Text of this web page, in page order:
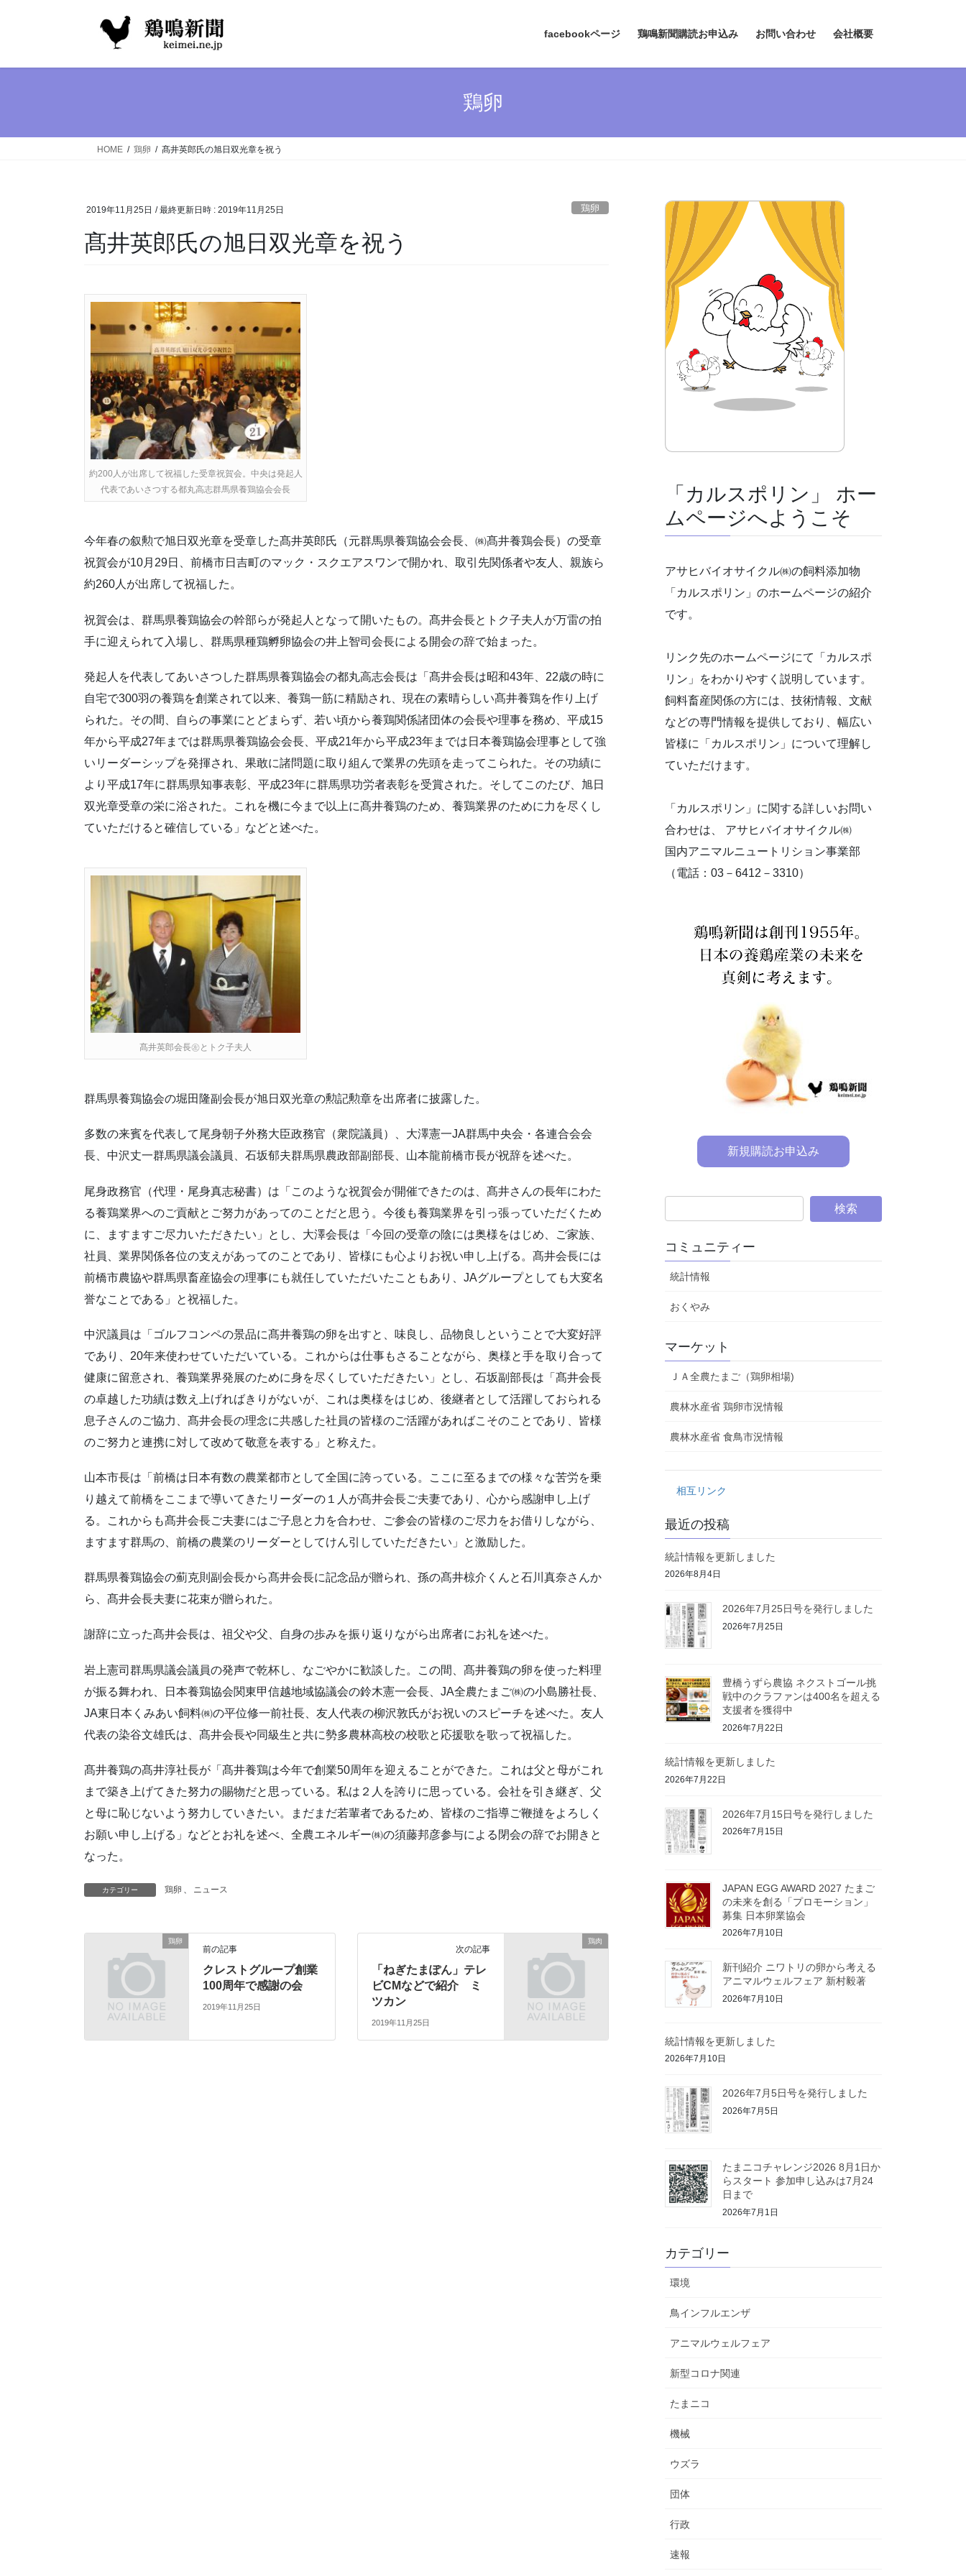
facebookページ 鶏鳴新聞購読お申込み お問い合わせ 会社概要
鶏卵
HOME 鶏卵 髙井英郎氏の旭日双光章を祝う
2019年11月25日 / 最終更新日時 : 2019年11月25日 鶏卵
髙井英郎氏の旭日双光章を祝う
約200人が出席して祝福した受章祝賀会。中央は発起人
代表であいさつする都丸高志群馬県養鶏協会会長
今年春の叙勲で旭日双光章を受章した髙井英郎氏（元群馬県養鶏協会会長、㈱髙井養鶏会長）の受章
祝賀会が10月29日、前橋市日吉町のマック・スクエアスワンで開かれ、取引先関係者や友人、親族ら
約260人が出席して祝福した。
祝賀会は、群馬県養鶏協会の幹部らが発起人となって開いたもの。髙井会長とトク子夫人が万雷の拍
手に迎えられて入場し、群馬県種鶏孵卵協会の井上智司会長による開会の辞で始まった。
発起人を代表してあいさつした群馬県養鶏協会の都丸高志会長は「髙井会長は昭和43年、22歳の時に
自宅で300羽の養鶏を創業されて以来、養鶏一筋に精励され、現在の素晴らしい髙井養鶏を作り上げ
られた。その間、自らの事業にとどまらず、若い頃から養鶏関係諸団体の会長や理事を務め、平成15
年から平成27年までは群馬県養鶏協会会長、平成21年から平成23年までは日本養鶏協会理事として強
いリーダーシップを発揮され、果敢に諸問題に取り組んで業界の先頭を走ってこられた。その功績に
より平成17年に群馬県知事表彰、平成23年に群馬県功労者表彰を受賞された。そしてこのたび、旭日
双光章受章の栄に浴された。これを機に今まで以上に髙井養鶏のため、養鶏業界のために力を尽くし
ていただけると確信している」などと述べた。
髙井英郎会長㊧とトク子夫人
群馬県養鶏協会の堀田隆副会長が旭日双光章の勲記勲章を出席者に披露した。
多数の来賓を代表して尾身朝子外務大臣政務官（衆院議員）、大澤憲一JA群馬中央会・各連合会会
長、中沢丈一群馬県議会議員、石坂郁夫群馬県農政部副部長、山本龍前橋市長が祝辞を述べた。
尾身政務官（代理・尾身真志秘書）は「このような祝賀会が開催できたのは、髙井さんの長年にわた
る養鶏業界へのご貢献とご努力があってのことだと思う。今後も養鶏業界を引っ張っていただくため
に、ますますご尽力いただきたい」とし、大澤会長は「今回の受章の陰には奥様をはじめ、ご家族、
社員、業界関係各位の支えがあってのことであり、皆様にも心よりお祝い申し上げる。髙井会長には
前橋市農協や群馬県畜産協会の理事にも就任していただいたこともあり、JAグループとしても大変名
誉なことである」と祝福した。
中沢議員は「ゴルフコンペの景品に髙井養鶏の卵を出すと、味良し、品物良しということで大変好評
であり、20年来使わせていただいている。これからは仕事もさることながら、奥様と手を取り合って
健康に留意され、養鶏業界発展のために身を尽くしていただきたい」とし、石坂副部長は「髙井会長
の卓越した功績は数え上げればきりがないが、これは奥様をはじめ、後継者として活躍しておられる
息子さんのご協力、髙井会長の理念に共感した社員の皆様のご活躍があればこそのことであり、皆様
のご努力と連携に対して改めて敬意を表する」と称えた。
山本市長は「前橋は日本有数の農業都市として全国に誇っている。ここに至るまでの様々な苦労を乗
り越えて前橋をここまで導いてきたリーダーの１人が髙井会長ご夫妻であり、心から感謝申し上げ
る。これからも髙井会長ご夫妻にはご子息と力を合わせ、ご参会の皆様のご尽力をお借りしながら、
ますます群馬の、前橋の農業のリーダーとしてけん引していただきたい」と激励した。
群馬県養鶏協会の薊克則副会長から髙井会長に記念品が贈られ、孫の髙井椋介くんと石川真奈さんか
ら、髙井会長夫妻に花束が贈られた。
謝辞に立った髙井会長は、祖父や父、自身の歩みを振り返りながら出席者にお礼を述べた。
岩上憲司群馬県議会議員の発声で乾杯し、なごやかに歓談した。この間、髙井養鶏の卵を使った料理
が振る舞われ、日本養鶏協会関東甲信越地域協議会の鈴木憲一会長、JA全農たまご㈱の小島勝社長、
JA東日本くみあい飼料㈱の平位修一前社長、友人代表の柳沢敦氏がお祝いのスピーチを述べた。友人
代表の染谷文雄氏は、髙井会長や同級生と共に勢多農林高校の校歌と応援歌を歌って祝福した。
髙井養鶏の髙井淳社長が「髙井養鶏は今年で創業50周年を迎えることができた。これは父と母がこれ
まで築き上げてきた努力の賜物だと思っている。私は２人を誇りに思っている。会社を引き継ぎ、父
と母に恥じないよう努力していきたい。まだまだ若輩者であるため、皆様のご指導ご鞭撻をよろしく
お願い申し上げる」などとお礼を述べ、全農エネルギー㈱の須藤邦彦参与による閉会の辞でお開きと
なった。
カテゴリー 鶏卵 、 ニュース
鶏卵
前の記事
クレストグループ創業
100周年で感謝の会
2019年11月25日
鶏肉
次の記事
「ねぎたまぽん」テレ
ビCMなどで紹介 ミ
ツカン
2019年11月25日
「カルスポリン」 ホー
ムページへようこそ
アサヒバイオサイクル㈱の飼料添加物
「カルスポリン」のホームページの紹介
です。
リンク先のホームページにて「カルスポ
リン」をわかりやすく説明しています。
飼料畜産関係の方には、技術情報、文献
などの専門情報を提供しており、幅広い
皆様に「カルスポリン」について理解し
ていただけます。
「カルスポリン」に関する詳しいお問い
合わせは、 アサヒバイオサイクル㈱
国内アニマルニュートリション事業部
（電話：03－6412－3310）
新規購読お申込み
コミュニティー
統計情報
おくやみ
マーケット
ＪＡ全農たまご（鶏卵相場)
農林水産省 鶏卵市況情報
農林水産省 食鳥市況情報
相互リンク
最近の投稿
統計情報を更新しました
2026年8月4日
2026年7月25日号を発行しました
2026年7月25日
豊橋うずら農協 ネクストゴール挑
戦中のクラファンは400名を超える
支援者を獲得中
2026年7月22日
統計情報を更新しました
2026年7月22日
2026年7月15日号を発行しました
2026年7月15日
JAPAN EGG AWARD 2027 たまご
の未来を創る「プロモーション」
募集 日本卵業協会
2026年7月10日
新刊紹介 ニワトリの卵から考える
アニマルウェルフェア 新村毅著
2026年7月10日
統計情報を更新しました
2026年7月10日
2026年7月5日号を発行しました
2026年7月5日
たまニコチャレンジ2026 8月1日か
らスタート 参加申し込みは7月24
日まで
2026年7月1日
カテゴリー
環境
鳥インフルエンザ
アニマルウェルフェア
新型コロナ関連
たまニコ
機械
ウズラ
団体
行政
速報